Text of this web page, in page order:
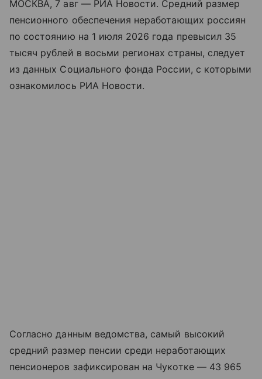
МОСКВА, 7 авг — РИА Новости. Средний размер
пенсионного обеспечения неработающих россиян
по состоянию на 1 июля 2026 года превысил 35
тысяч рублей в восьми регионах страны, следует
из данных Социального фонда России, с которыми
ознакомилось РИА Новости.
Согласно данным ведомства, самый высокий
средний размер пенсии среди неработающих
пенсионеров зафиксирован на Чукотке — 43 965